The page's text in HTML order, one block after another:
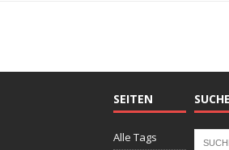
SEITEN
Alle Tags
SUCHE